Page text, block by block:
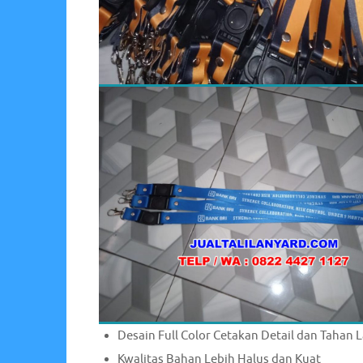
Desain Full Color Cetakan Detail dan Tahan
Kwalitas Bahan Lebih Halus dan Kuat